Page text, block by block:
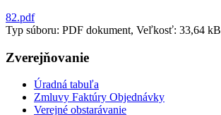
82.pdf
Typ súboru: PDF dokument, Veľkosť: 33,64 kB
Zverejňovanie
Úradná tabuľa
Zmluvy Faktúry Objednávky
Verejné obstarávanie